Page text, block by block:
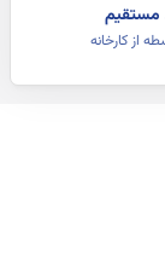
مستقیم
از کارخانه